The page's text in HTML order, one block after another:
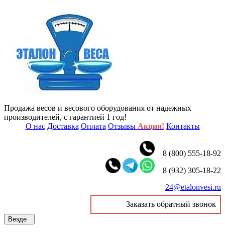
Продажа весов и весового оборудования от надежных
производителей, с гарантией 1 год!
О нас Доставка Оплата Отзывы Акции! Контакты
8 (800) 555-18-92
8 (932) 305-18-22
24@etalonvesi.ru
Заказать обратный звонок
Везде